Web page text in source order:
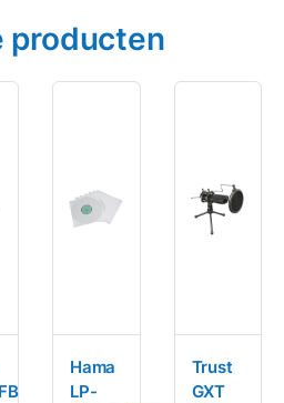
producten
Hama
LP-
Trust
GXT